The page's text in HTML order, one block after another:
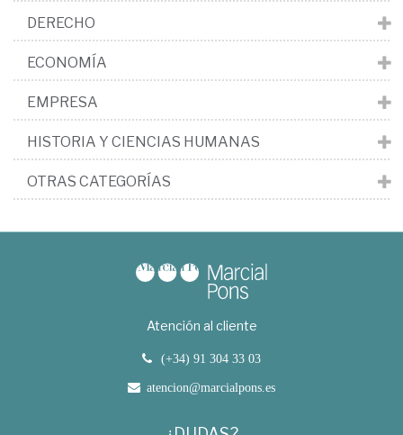
DERECHO
ECONOMÍA
EMPRESA
HISTORIA Y CIENCIAS HUMANAS
OTRAS CATEGORÍAS
Atención al cliente
(+34) 91 304 33 03
atencion@marcialpons.es